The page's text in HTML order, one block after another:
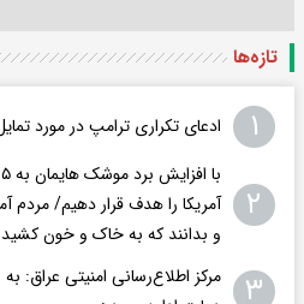
تازه‌ها
۱ ادعای تکراری ترامپ در مورد
۲
آمریکا را هدف قرار دهیم/ مردم
و بدانند که به خاک و خون
۳
مرکز اطلاع‌رسانی امنیتی عراق: